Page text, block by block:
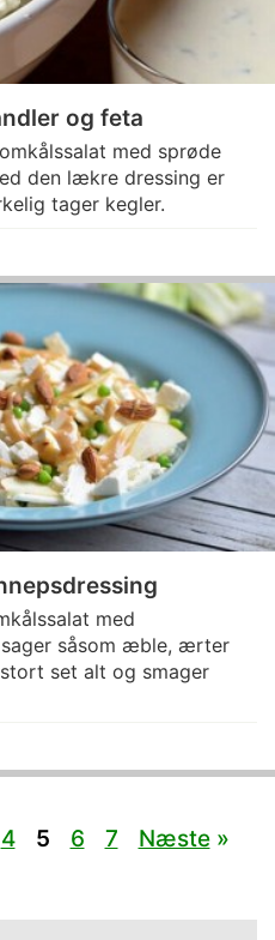
og feta
med sprøde
den lækre dressing er
tager kegler.
med
såsom æble, ærter
set alt og smager
4 5 6 7 Næste»